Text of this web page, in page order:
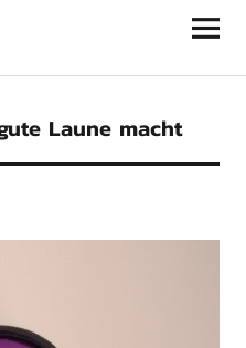
Hamburg
Laune macht